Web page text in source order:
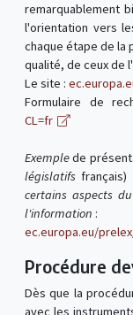
remarquablement
l'orientation vers
chaque étape de la
qualité, de ceux de l'
Le site :
Formulaire de
CL=fr
Exemplede
législatifs
certains aspects
l'information :
ec.europa.eu/
Procédure
Dès que la
avec les